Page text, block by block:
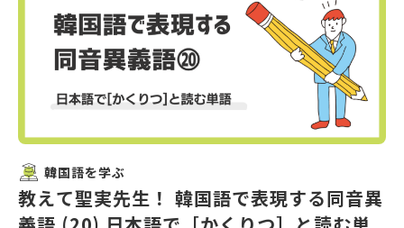
韓国語を学ぶ
教えて聖実先生！ 韓国語で表現する同音異